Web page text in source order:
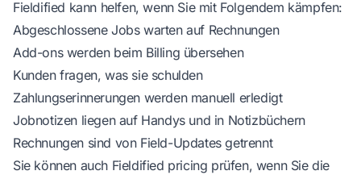
Fieldified kann helfen, wenn Sie mit Folgendem kämpfen:
Abgeschlossene Jobs warten auf Rechnungen
Add-ons werden beim Billing übersehen
Kunden fragen, was sie schulden
Zahlungserinnerungen werden manuell erledigt
Jobnotizen liegen auf Handys und in Notizbüchern
Rechnungen sind von Field-Updates getrennt
Sie können auch Fieldified pricing prüfen, wenn Sie die